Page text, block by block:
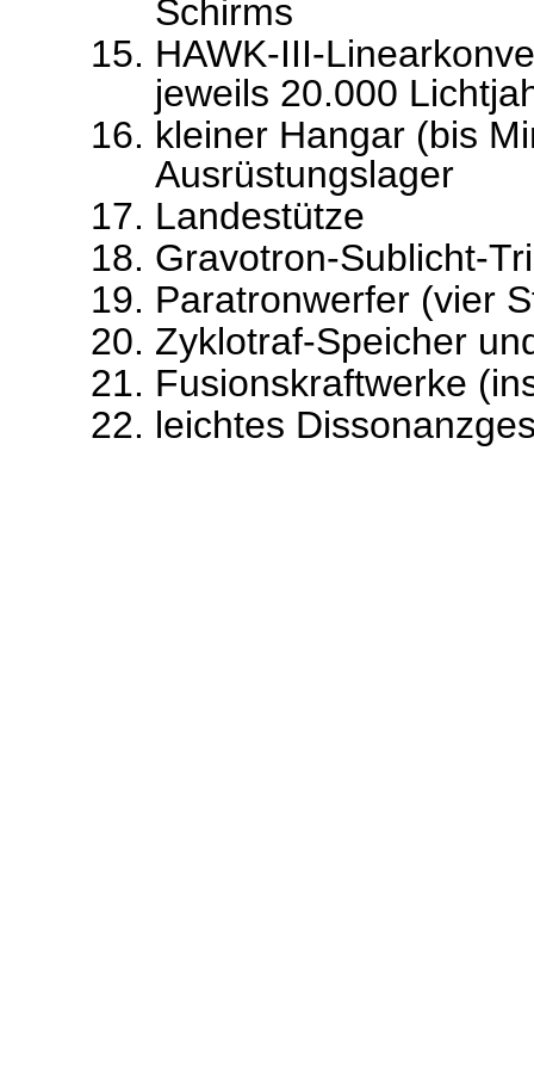
Schirms
HAWK-III-
jeweils 20.000
kleiner Hangar (bis
Ausrüstungslager
Landestütze
Gravotron-Sublicht-
Paratronwerfer (vier
Zyklotraf-Speicher
Fusionskraftwerke
leichtes